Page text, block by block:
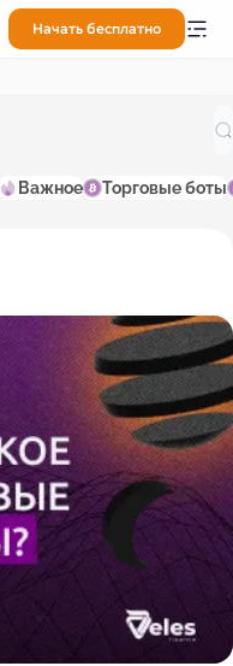
Начать бесплатно
Важное Торговые боты